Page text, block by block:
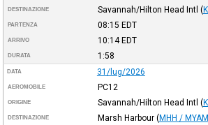
DESTINAZIONE Savannah/Hilton Head Intl (
PARTENZA 08:15 EDT
ARRIVO 10:14EDT
DURATA 1:58
DATA 31/lug/2026
AEROMOBILE PC12
ORIGINE Savannah/Hilton Head Intl (
DESTINAZIONE Marsh Harbour (MHH / MYAM